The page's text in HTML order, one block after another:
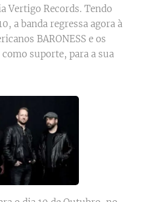
Vertigo Records. Tendo
a banda regressa agora à
BARONESS e os
como suporte, para a sua